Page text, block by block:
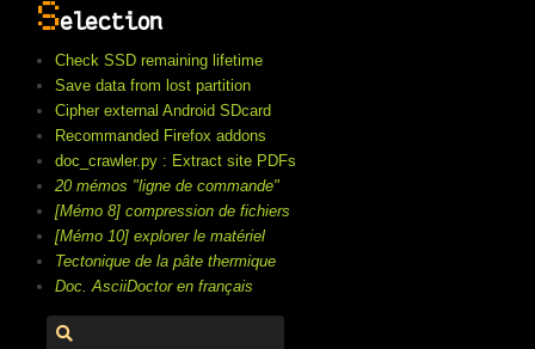
Selection
Check SSD remaining lifetime
Save data from lost partition
Cipher external Android SDcard
Recommanded Firefox addons
doc_crawler.py : Extract site PDFs
20 mémos "ligne de commande"
[Mémo 8] compression de fichiers
[Mémo 10] explorer le matériel
Tectonique de la pâte thermique
Doc. AsciiDoctor en français